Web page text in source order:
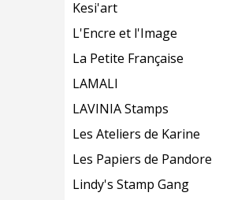
Kesi'art
L'Encre et l'Image
La Petite Française
LAMALI
LAVINIA Stamps
Les Ateliers de Karine
Les Papiers de Pandore
Lindy's Stamp Gang